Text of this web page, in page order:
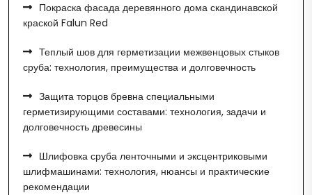
Покраска фасада деревянного дома скандинавской
краской Falun Red
Теплый шов для герметизации межвенцовых стыков
сруба: технология, преимущества и долговечность
Защита торцов бревна специальными
герметизирующими составами: технология, задачи и
долговечность древесины
Шлифовка сруба ленточными и эксцентриковыми
шлифмашинами: технология, нюансы и практические
рекомендации